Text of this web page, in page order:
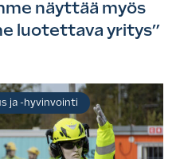
näyttää myös
luotettava yritys”
ja -hyvinvointi